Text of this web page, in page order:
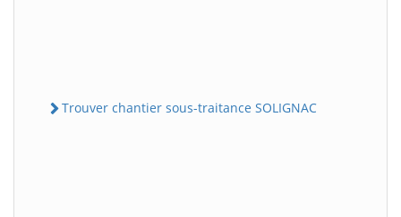
Trouver chantier sous-traitance SOLIGNAC